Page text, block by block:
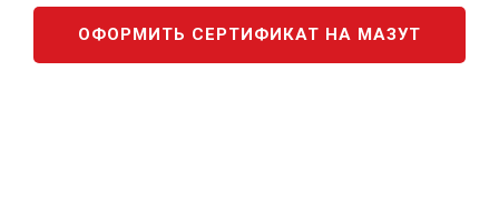
ОФОРМИТЬ СЕРТИФИКАТ НА МАЗУТ